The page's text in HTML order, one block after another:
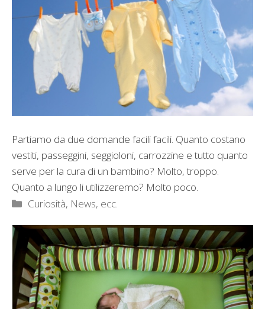
Partiamo da due domande facili facili. Quanto costano
vestiti, passeggini, seggioloni, carrozzine e tutto quanto
serve per la cura di un bambino? Molto, troppo.
Quanto a lungo li utilizzeremo? Molto poco.
Categorie
Curiosità, News, ecc.